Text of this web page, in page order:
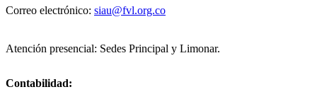
Correo electrónico: siau@fvl.org.co
Atención presencial: Sedes Principal y Limonar.
Contabilidad: